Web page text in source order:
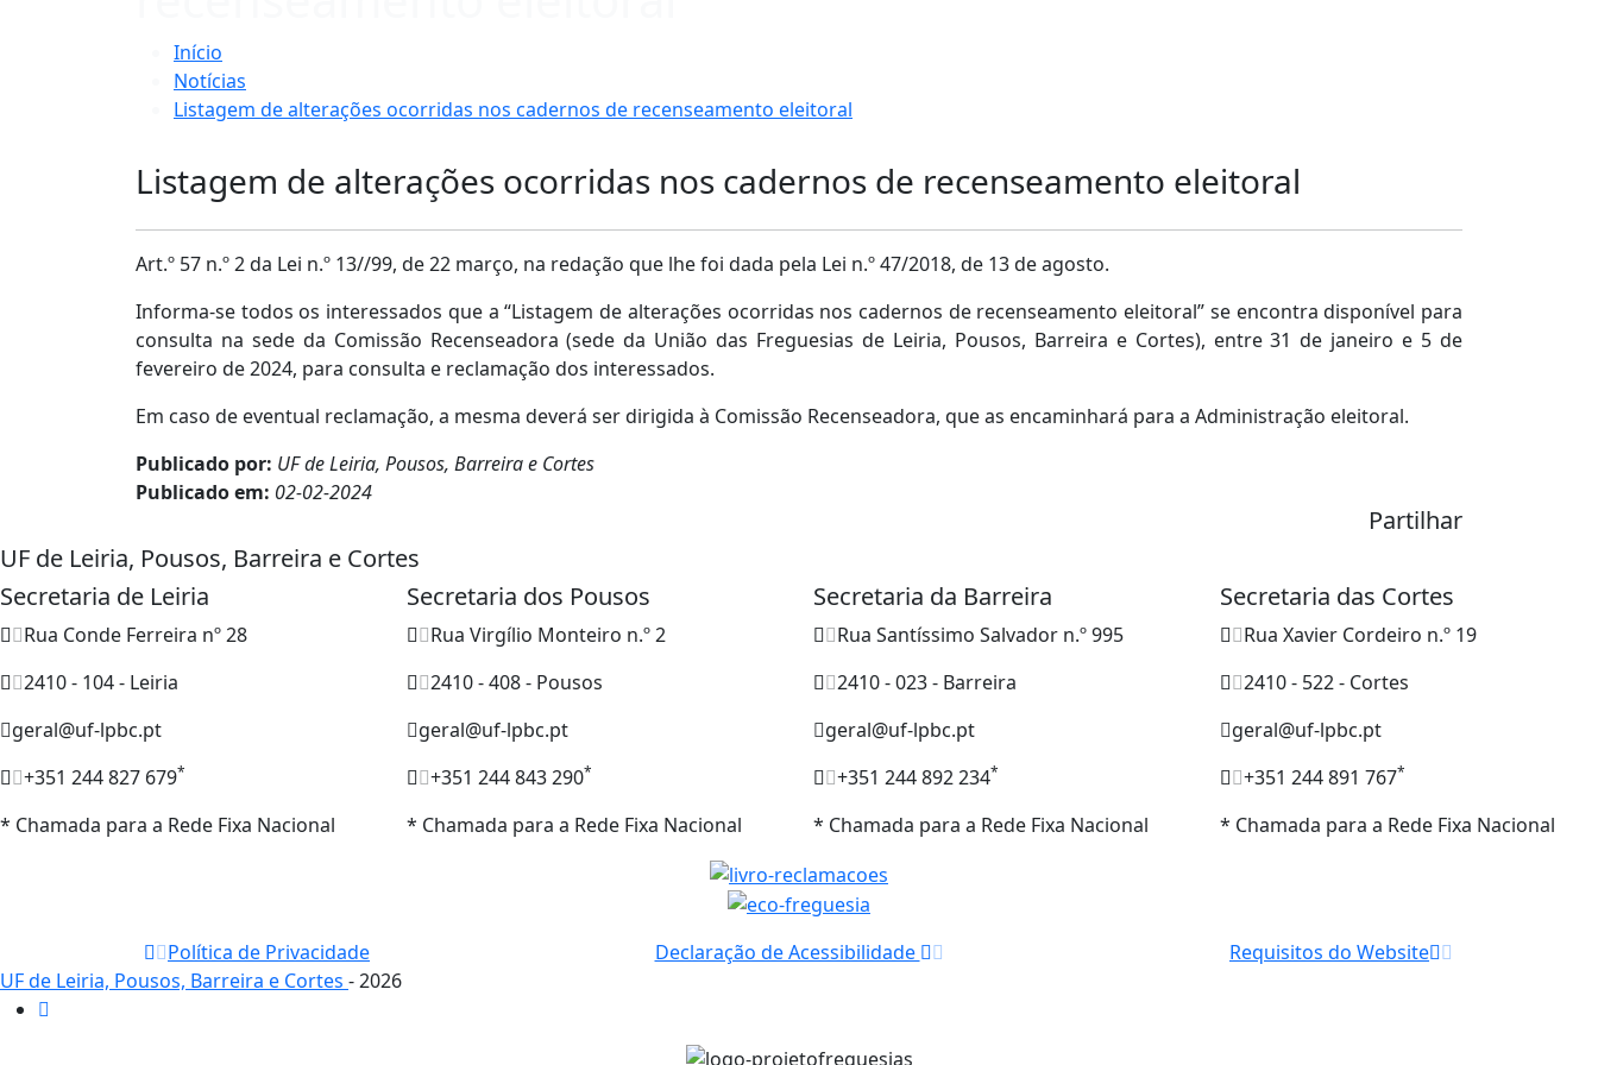
Início
Notícias
Listagem de alterações ocorridas nos cadernos de recenseamento eleitoral
Listagem de alterações ocorridas nos cadernos de recenseamento eleitoral
Art.º 57 n.º 2 da Lei n.º 13//99, de 22 março, na redação que lhe foi dada pela Lei n.º 47/2018, de 13 de agosto.
Informa-se todos os interessados que a “Listagem de alterações ocorridas nos cadernos de recenseamento eleitoral” se encontra disponível para
consulta na sede da Comissão Recenseadora (sede da União das Freguesias de Leiria, Pousos, Barreira e Cortes), entre 31 de janeiro e 5 de
fevereiro de 2024, para consulta e reclamação dos interessados.
Em caso de eventual reclamação, a mesma deverá ser dirigida à Comissão Recenseadora, que as encaminhará para a Administração eleitoral.
Publicado por: UF de Leiria, Pousos, Barreira e Cortes
Publicado em: 02-02-2024
Partilhar
UF de Leiria, Pousos, Barreira e Cortes
Secretaria de Leiria
Rua Conde Ferreira nº 28
2410 - 104 - Leiria
geral@uf-lpbc.pt
+351 244 827 679*
* Chamada para a Rede Fixa Nacional
Secretaria dos Pousos
Rua Virgílio Monteiro n.º 2
2410 - 408 - Pousos
geral@uf-lpbc.pt
+351 244 843 290*
* Chamada para a Rede Fixa Nacional
Secretaria da Barreira
Rua Santíssimo Salvador n.º 995
2410 - 023 - Barreira
geral@uf-lpbc.pt
+351 244 892 234*
* Chamada para a Rede Fixa Nacional
Secretaria das Cortes
Rua Xavier Cordeiro n.º 19
2410 - 522 - Cortes
geral@uf-lpbc.pt
+351 244 891 767*
* Chamada para a Rede Fixa Nacional
Política de Privacidade Declaração de Acessibilidade
Requisitos do Website
UF de Leiria, Pousos, Barreira e Cortes - 2026